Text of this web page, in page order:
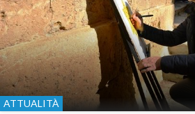
ATTUALITÀ